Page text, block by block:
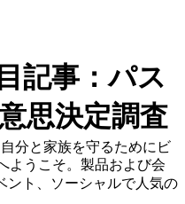
分と家族を守るためにビ
記事：パス
思決定調査
ようこそ。製品および会
ント、ソーシャルで人気の